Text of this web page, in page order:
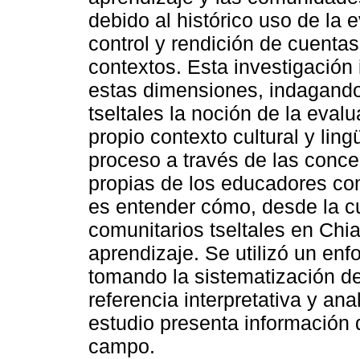
debido al histórico uso de la
control y rendición de
contextos. Esta
estas dimensiones,
tseltales la noción de la
propio contexto cultural y
proceso a través de las
propias de los educadores
es entender cómo, desde la
comunitarios tseltales en
aprendizaje. Se utilizó un
tomando la sistematización
referencia interpretativa y
estudio presenta información
campo.